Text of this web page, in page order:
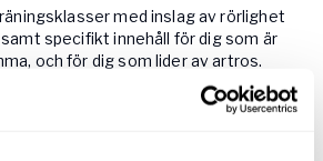
med inslag av rörlighet
specifikt innehåll för dig som är
och för dig som lider av artros.
av följande regioner: